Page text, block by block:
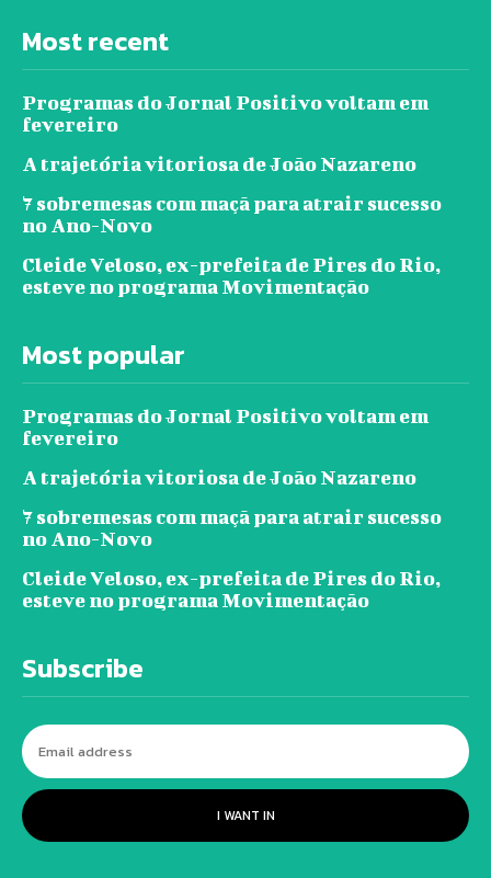
Most recent
Programas do Jornal Positivo voltam em
fevereiro
A trajetória vitoriosa de João Nazareno
7 sobremesas com maçã para atrair sucesso
no Ano-Novo
Cleide Veloso, ex-prefeita de Pires do Rio,
esteve no programa Movimentação
Most popular
Programas do Jornal Positivo voltam em
fevereiro
A trajetória vitoriosa de João Nazareno
7 sobremesas com maçã para atrair sucesso
no Ano-Novo
Cleide Veloso, ex-prefeita de Pires do Rio,
esteve no programa Movimentação
Subscribe
I WANT IN